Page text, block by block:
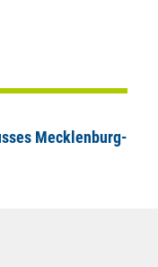
Mecklenburg-